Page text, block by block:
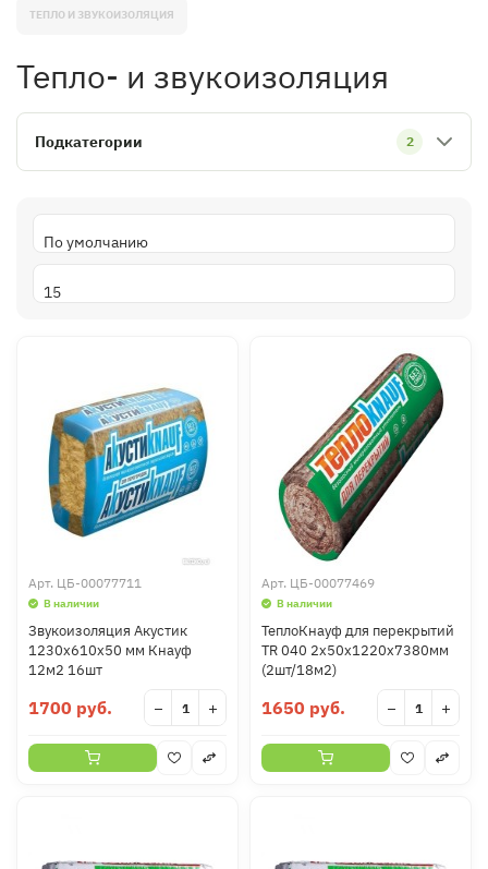
ТЕПЛО И ЗВУКОИЗОЛЯЦИЯ
Тепло- и звукоизоляция
Подкатегории 2
Арт. ЦБ-00077711
В наличии
Звукоизоляция Акустик
1230х610х50 мм Кнауф
12м2 16шт
1700 руб. − +
Арт. ЦБ-00077469
В наличии
ТеплоКнауф для перекрытий
TR 040 2х50х1220х7380мм
(2шт/18м2)
1650 руб. − +